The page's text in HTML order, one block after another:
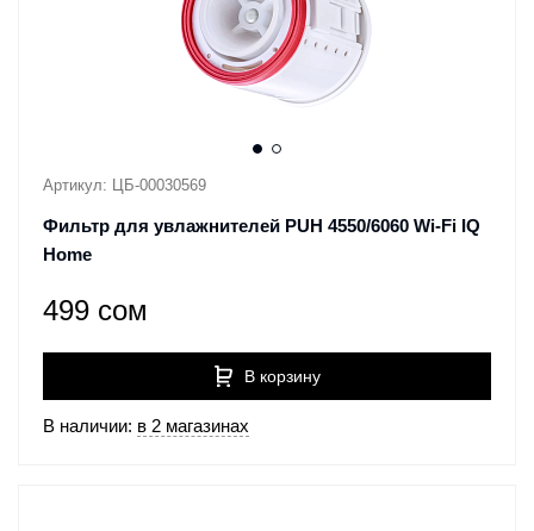
Артикул: ЦБ-00030569
Фильтр для увлажнителей PUH 4550/6060 Wi-Fi IQ
Home
499 сом
В корзину
В наличии: в 2 магазинах